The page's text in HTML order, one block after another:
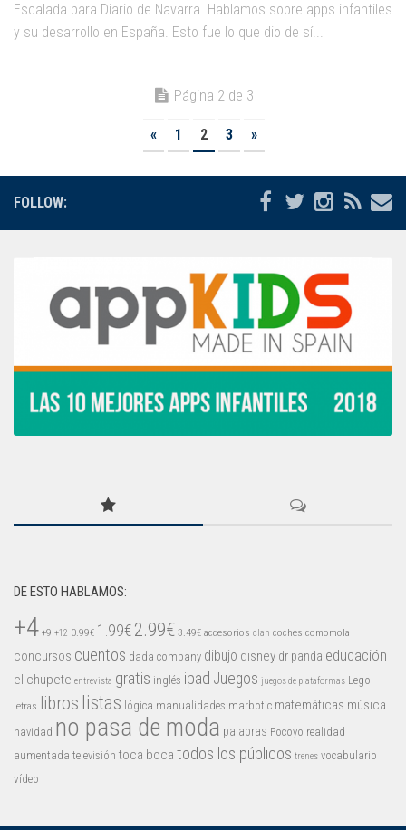
Escalada para Diario de Navarra. Hablamos sobre apps infantiles
y su desarrollo en España. Esto fue lo que dio de sí...
Página 2 de 3
« 1 2 3 »
FOLLOW:
DE ESTO HABLAMOS:
+4 +9 +12 0.99€ 1.99€ 2.99€ 3.49€ accesorios clan coches comomola
concursos cuentos dada company dibujo disney dr panda educación
el chupete entrevista gratis inglés ipad Juegos juegos de plataformas Lego
letras libros listas lógica manualidades marbotic matemáticas música
navidad no pasa de moda palabras Pocoyo realidad
aumentada televisión toca boca todos los públicos trenes vocabulario
vídeo